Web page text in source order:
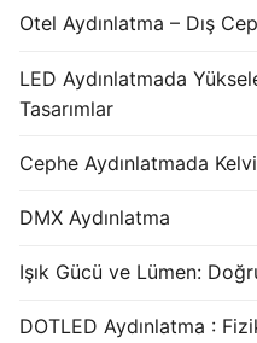
Otel Aydınlatma – Dış
LED Aydınlatmada
Tasarımlar
Cephe Aydınlatmada
DMX Aydınlatma
Işık Gücü ve Lümen:
DOTLED Aydınlatma :